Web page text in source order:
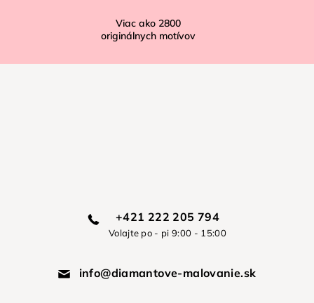
Viac ako 2800
originálnych motívov
+421 222 205 794
Volajte po - pi 9:00 - 15:00
info@diamantove-malovanie.sk